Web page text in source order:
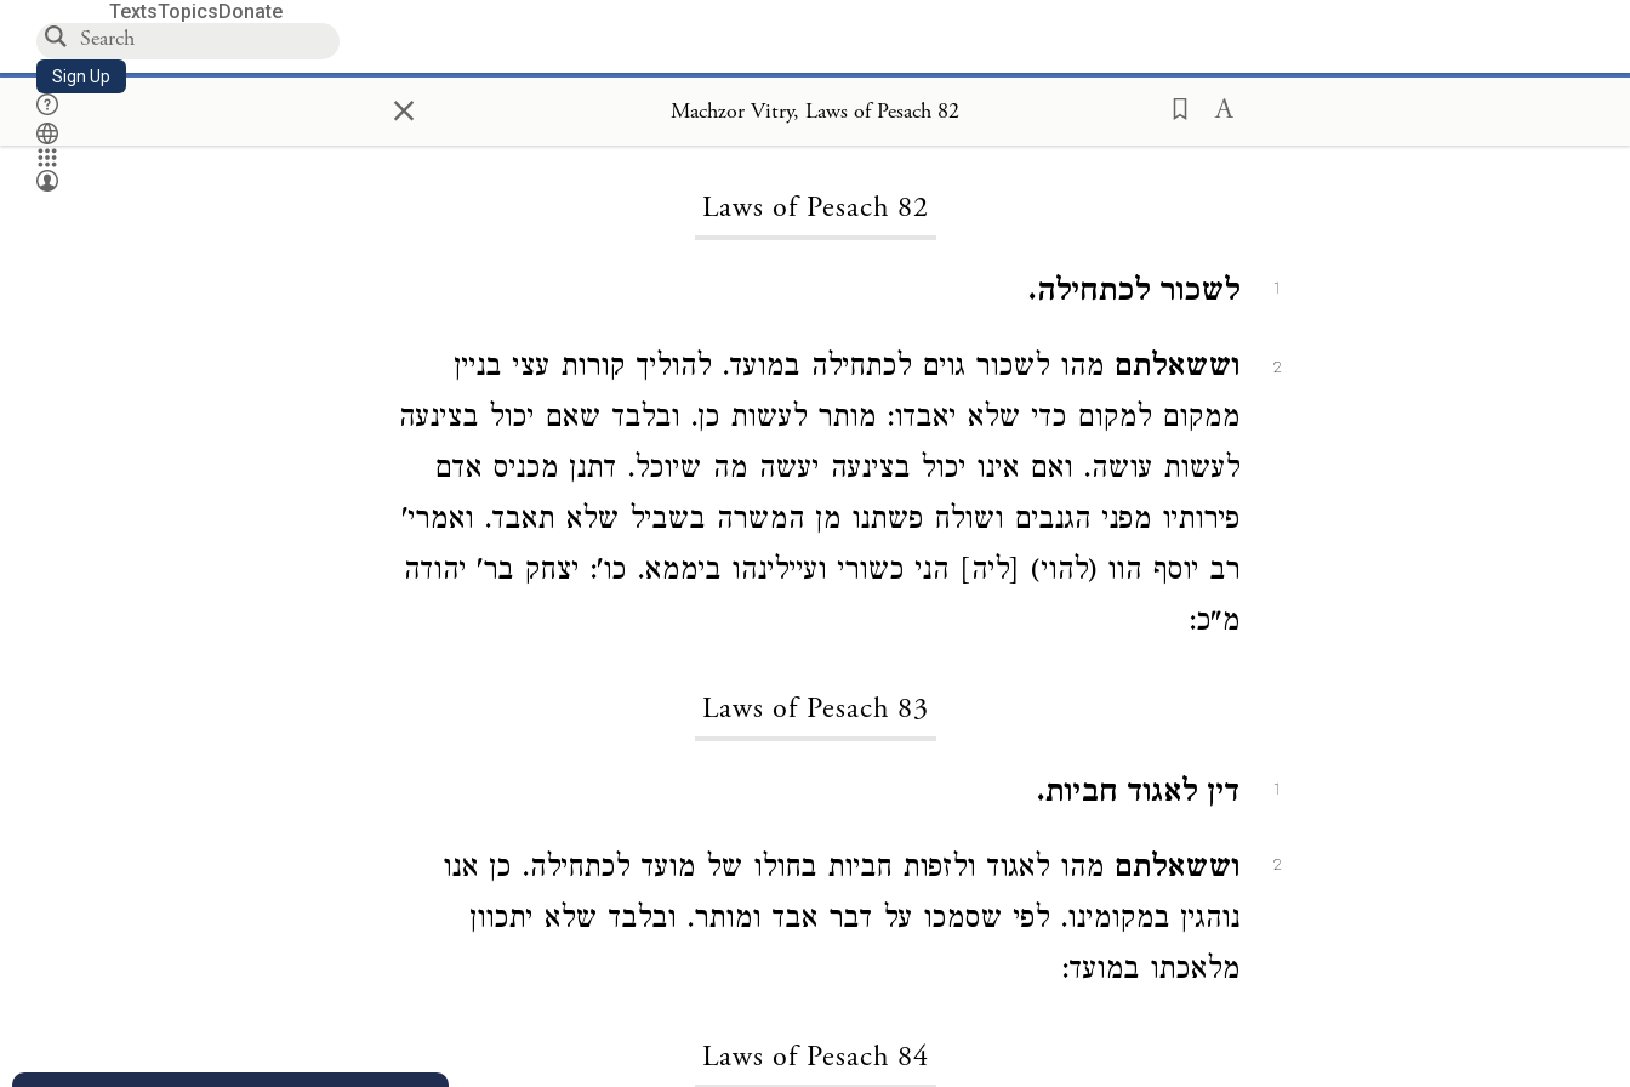
TextsTopicsDonate
Sign Up × Machzor Vitry, Laws of Pesach 82
Laws of Pesach 82
1 לשכור לכתחילה.
2 וששאלתם מהו לשכור גוים לכתחילה במועד. להוליך קורות עצי בניין
ממקום למקום כדי שלא יאבדו: מותר לעשות כן. ובלבד שאם יכול בצינעה
לעשות עושה. ואם אינו יכול בצינעה יעשה מה שיוכל. דתנן מכניס אדם
פירותיו מפני הגנבים ושולח פשתנו מן המשרה בשביל שלא תאבד. ואמרי'
רב יוסף הוו (להוי) [ליה] הני כשורי ועיילינהו ביממא. כו': יצחק בר' יהודה
מ"כ:
Laws of Pesach 83
1 דין לאגוד חביות.
2 וששאלתם מהו לאגוד ולזפות חביות בחולו של מועד לכתחילה. כן אנו
נוהגין במקומינו. לפי שסמכו על דבר אבד ומותר. ובלבד שלא יתכוון
מלאכתו במועד:
Laws of Pesach 84